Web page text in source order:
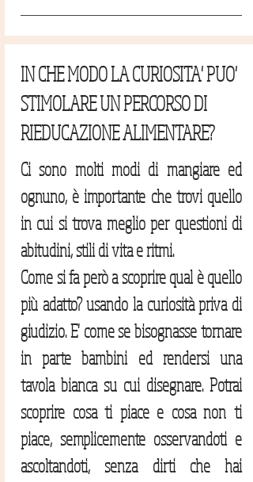
IN CHE MODO LA CURIOSITA' PUO'
STIMOLARE UN PERCORSO DI
RIEDUCAZIONE ALIMENTARE?
Ci sono molti modi di mangiare ed
ognuno, è importante che trovi quello
in cui si trova meglio per questioni di
abitudini, stili di vita e ritmi.
Come si fa però a scoprire qual è quello
più adatto? usando la curiosità priva di
giudizio. E' come se bisognasse tornare
in parte bambini ed rendersi una
tavola bianca su cui disegnare. Potrai
scoprire cosa ti piace e cosa non ti
piace, semplicemente osservandoti e
ascoltandoti, senza dirti che hai